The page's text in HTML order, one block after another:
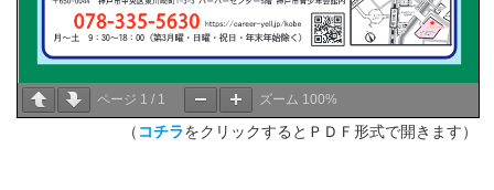
ページ 1 / 1 ズーム 100%
（ コチラをクリックするとＰＤＦ形式で開きます）